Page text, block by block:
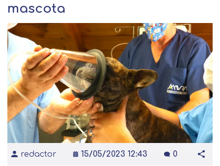
mascota
redactor 15/05/2023 12:43 0